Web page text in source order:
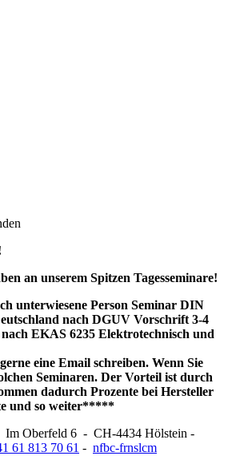
an unserem Spitzen Tagesseminare!
unterwiesene Person Seminar DIN
nach DGUV Vorschrift 3-4
EKAS 6235 Elektrotechnisch und
eine Email schreiben. Wenn Sie
Seminaren. Der Vorteil ist durch
dadurch Prozente bei Hersteller
und so weiter*****
Oberfeld 6 - CH-4434 Hölstein -
61 813 70 61 - nfbc-frnslcm